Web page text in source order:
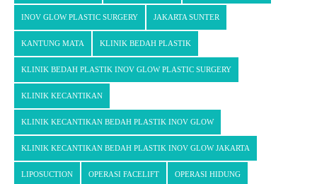
INOV GLOW PLASTIC SURGERY JAKARTA SUNTER
KANTUNG MATA KLINIK BEDAH PLASTIK
KLINIK BEDAH PLASTIK INOV GLOW PLASTIC SURGERY
KLINIK KECANTIKAN
KLINIK KECANTIKAN BEDAH PLASTIK INOV GLOW
KLINIK KECANTIKAN BEDAH PLASTIK INOV GLOW JAKARTA
LIPOSUCTION OPERASI FACELIFT OPERASI HIDUNG